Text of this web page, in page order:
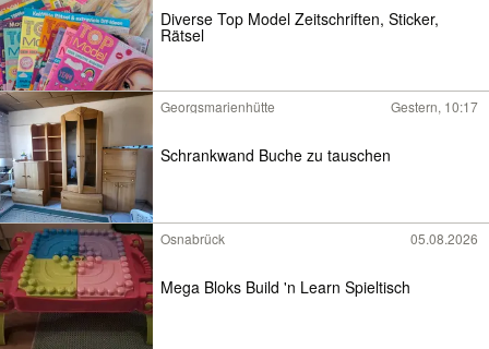
Diverse Top Model Zeitschriften, Sticker,
Rätsel
Georgsmarienhütte Gestern, 10:17
Schrankwand Buche zu tauschen
Osnabrück 05.08.2026
Mega Bloks Build 'n Learn Spieltisch